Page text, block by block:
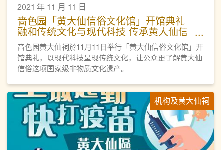
2021 年 11 月 11 日
啬色园「黄大仙信俗文化馆」开馆典礼
融和传统文化与现代科技 传承黄大仙信
俗文化
啬色园黄大仙祠於11月11日举行「黄大仙信俗文化馆」开
馆典礼，以现代科技呈现传统文化，让公众更了解黄大仙
信俗这项国家级非物质文化遗产。
机构及黄大仙祠